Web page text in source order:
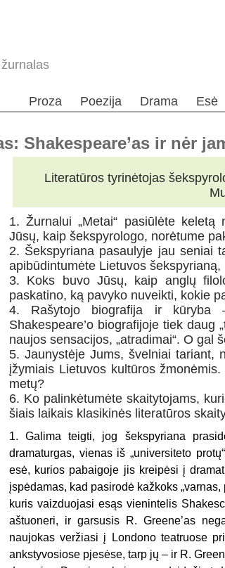
Proza Poezija Drama Esė
Shakespeare’as ir nėr
Literatūros tyrinėtojas
1. Žurnalui „Metai“ pasiūlėte keletą
Jūsų, kaip šekspyrologo, norėtume
2. Šekspyriana pasaulyje jau seniai
apibūdintumėte Lietuvos
3. Koks buvo Jūsų, kaip anglų
paskatino, ką pavyko nuveikti, kokie
4. Rašytojo biografija ir kūryba
Shakespeare’o biografijoje tiek daug
naujos sensacijos, „atradimai“. O gal
5. Jaunystėje Jums, švelniai tariant,
įžymiais Lietuvos kultūros
metų?
6. Ko palinkėtumėte skaitytojams,
šiais laikais klasikinės literatūros
1. Galima teigti, jog šekspyriana
dramaturgas, vienas iš „universiteto
esė, kurios pabaigoje jis kreipėsi į
įspėdamas, kad pasirodė kažkoks
kuris vaizduojasi esąs vienintelis
aštuoneri, ir garsusis R. Greene’as
naujokas veržiasi į Londono teatruose
ankstyvosiose pjesėse, tarp jų – ir R.